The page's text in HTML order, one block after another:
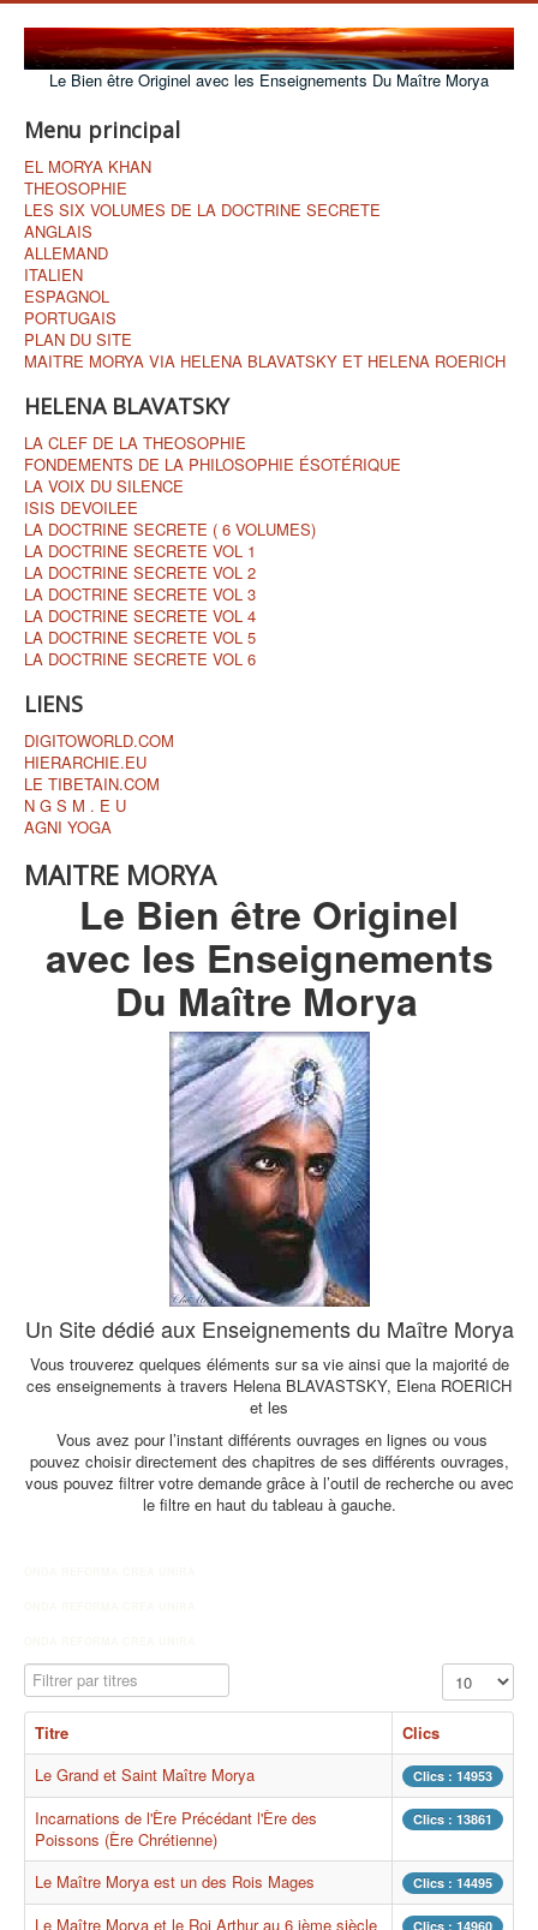
Le Bien être Originel avec les Enseignements Du Maître Morya
Menu principal
EL MORYA KHAN
THEOSOPHIE
LES SIX VOLUMES DE LA DOCTRINE SECRETE
ANGLAIS
ALLEMAND
ITALIEN
ESPAGNOL
PORTUGAIS
PLAN DU SITE
MAITRE MORYA VIA HELENA BLAVATSKY ET HELENA ROERICH
HELENA BLAVATSKY
LA CLEF DE LA THEOSOPHIE
FONDEMENTS DE LA PHILOSOPHIE ÉSOTÉRIQUE
LA VOIX DU SILENCE
ISIS DEVOILEE
LA DOCTRINE SECRETE ( 6 VOLUMES)
LA DOCTRINE SECRETE VOL 1
LA DOCTRINE SECRETE VOL 2
LA DOCTRINE SECRETE VOL 3
LA DOCTRINE SECRETE VOL 4
LA DOCTRINE SECRETE VOL 5
LA DOCTRINE SECRETE VOL 6
LIENS
DIGITOWORLD.COM
HIERARCHIE.EU
LE TIBETAIN.COM
N G S M . E U
AGNI YOGA
MAITRE MORYA
Le Bien être Originel
avec les Enseignements
Du Maître Morya
Un Site dédié aux Enseignements du Maître Morya
Vous trouverez quelques éléments sur sa vie ainsi que la majorité de
ces enseignements à travers Helena BLAVASTSKY, Elena ROERICH
et les
Vous avez pour l’instant différents ouvrages en lignes ou vous
pouvez choisir directement des chapitres de ses différents ouvrages,
vous pouvez filtrer votre demande grâce à l’outil de recherche ou avec
le filtre en haut du tableau à gauche.
Filtrer par titres Affichage #
Titre
Clics
Le Grand et Saint Maître Morya
Clics : 14953
Incarnations de l'Ère Précédant l'Ère des
Poissons (Ère Chrétienne)
Clics : 13861
Le Maître Morya est un des Rois Mages Clics : 14495
Le Maître Morya et le Roi Arthur au 6 ième siècle
Clics : 14960